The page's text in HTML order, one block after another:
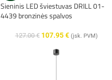
Sieninis LED šviestuvas DRILL 01-
4439 bronzinės spalvos
127.00€ 107.95€ (įsk. PVM)